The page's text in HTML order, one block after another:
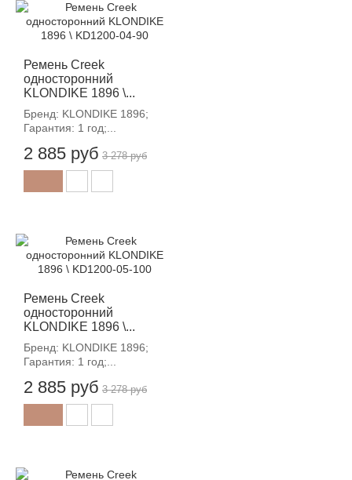
Ремень Creek
односторонний
KLONDIKE 1896 \...
Бренд: KLONDIKE 1896;
Гарантия: 1 год;...
2 885 руб 3 278 руб
Ремень Creek
односторонний
KLONDIKE 1896 \...
Бренд: KLONDIKE 1896;
Гарантия: 1 год;...
2 885 руб 3 278 руб